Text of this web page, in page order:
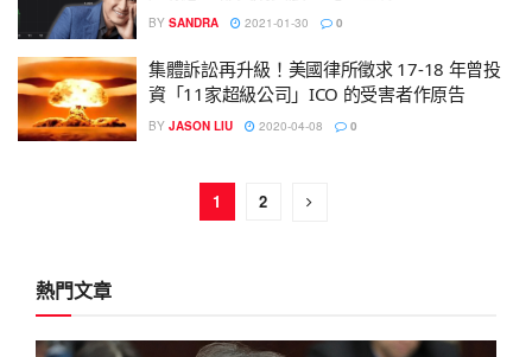
BY SANDRA 2021-01-30 0
集體訴訟再升級！美國律所徵求 17-18 年曾投
資「11家超級公司」ICO 的受害者作原告
BY JASON LIU 2020-04-08 0
1 2
熱門文章